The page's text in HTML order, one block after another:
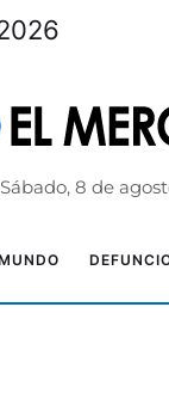
Sábado, 8 de